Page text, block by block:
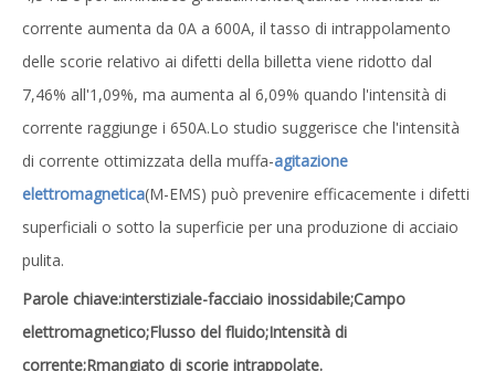
corrente aumenta da 0A a 600A, il tasso di intrappolamento
delle scorie relativo ai difetti della billetta viene ridotto dal
7,46% all'1,09%, ma aumenta al 6,09% quando l'intensità di
corrente raggiunge i 650A.Lo studio suggerisce che l'intensità
di corrente ottimizzata della muffa-agitazione
elettromagnetica(M-EMS) può prevenire efficacemente i difetti
superficiali o sotto la superficie per una produzione di acciaio
pulita.
Parole chiave:interstiziale-facciaio inossidabile;Campo
elettromagnetico;Flusso del fluido;Intensità di
corrente;Rmangiato di scorie intrappolate.